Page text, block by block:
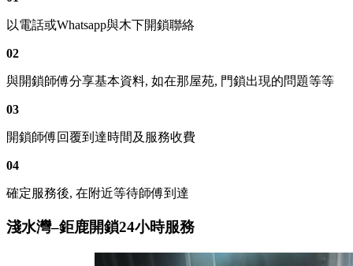
以電話或Whatsapp與木下開鎖聯絡
02
與開鎖師傅分享基本資料, 如在那屋苑, 門鎖出現的問題等等
03
開鎖師傅回覆到達時間及服務收費
04
確定服務後, 在附近等待師傅到達
淺水灣–鉅鹿開鎖24小時服務